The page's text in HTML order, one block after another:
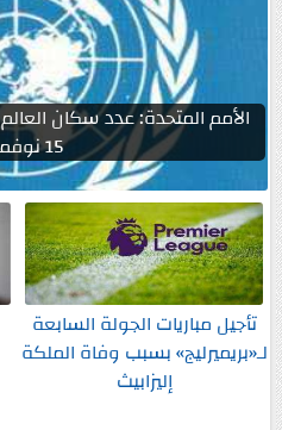
15 نوفمبر...
تأجيل مباريات الجولة السابعة
لـ«بريميرليج» بسبب وفاة الملكة
إليزابيث